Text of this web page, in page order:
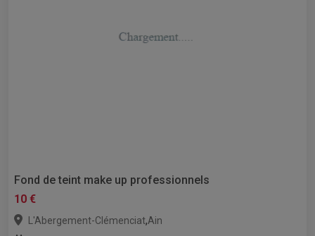
Fond de teint make up professionnels
10 €
L'Abergement-Clémenciat,Ain